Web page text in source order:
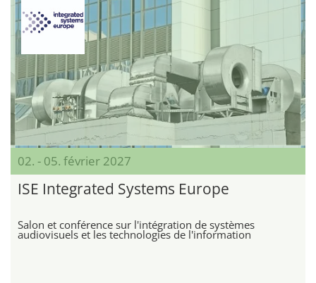
02. - 05. février 2027
ISE Integrated Systems Europe
Salon et conférence sur l'intégration de systèmes
audiovisuels et les technologies de l'information